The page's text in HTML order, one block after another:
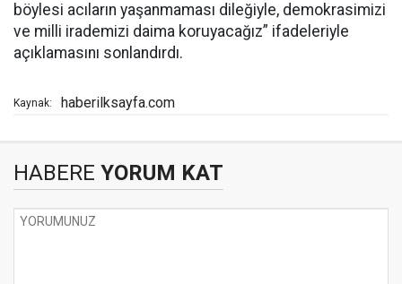
böylesi acıların yaşanmaması dileğiyle, demokrasimizi
ve milli irademizi daima koruyacağız” ifadeleriyle
açıklamasını sonlandırdı.
Kaynak: haberilksayfa.com
HABERE YORUM KAT